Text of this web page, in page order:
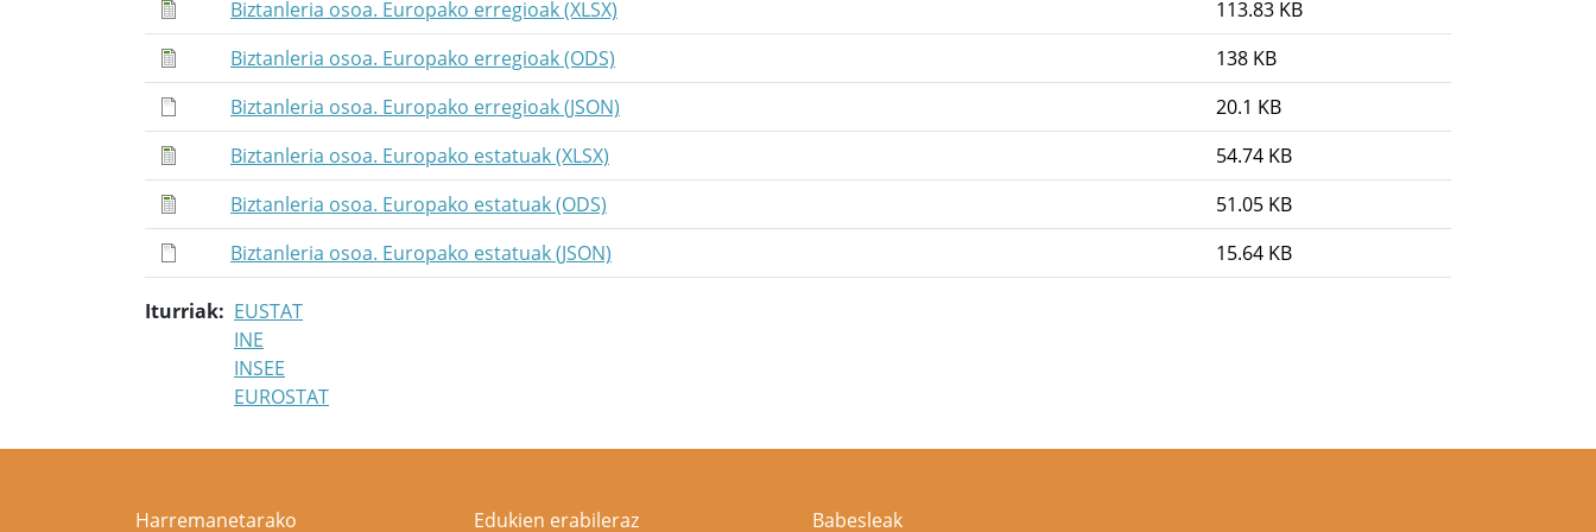
Biztanleria osoa. Europako erregioak (XLSX)
113.83 KB
Biztanleria osoa. Europako erregioak (ODS)
138 KB
Biztanleria osoa. Europako erregioak (JSON)
20.1 KB
Biztanleria osoa. Europako estatuak (XLSX)
54.74 KB
Biztanleria osoa. Europako estatuak (ODS)
51.05 KB
Biztanleria osoa. Europako estatuak (JSON)
15.64 KB
Iturriak
EUSTAT
INE
INSEE
EUROSTAT
Harremanetarako Edukien erabileraz Babesleak